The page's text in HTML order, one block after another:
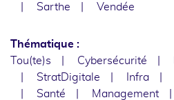
Sarthe
Vendée
Thématique :
Tou(te)s
Cybersécurité
StratDigitale
Infra
Santé
Management